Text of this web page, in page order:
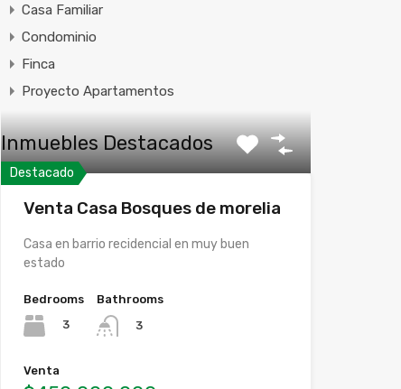
Casa Familiar
Condominio
Finca
Proyecto Apartamentos
Inmuebles Destacados
Destacado
Venta Casa Bosques de morelia
Casa en barrio recidencial en muy buen
estado
Bedrooms
3
Bathrooms
3
Venta